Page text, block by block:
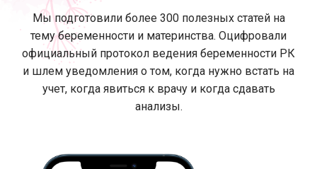
Мы подготовили более 300 полезных статей на
тему беременности и материнства. Оцифровали
официальный протокол ведения беременности РК
и шлем уведомления о том, когда нужно встать на
учет, когда явиться к врачу и когда сдавать
анализы.